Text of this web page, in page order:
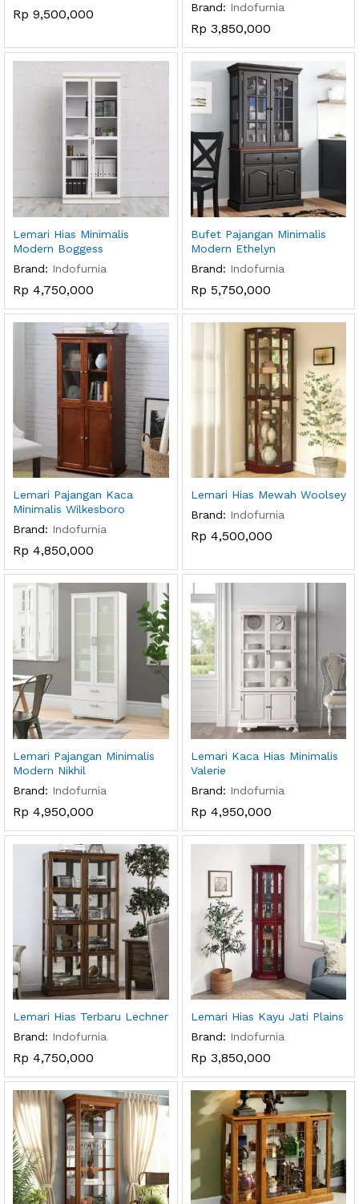
Rp 9,500,000
Brand: Indofurnia
Rp 3,850,000
Lemari Hias Minimalis
Modern Boggess
Brand: Indofurnia
Rp 4,750,000
Bufet Pajangan Minimalis
Modern Ethelyn
Brand: Indofurnia
Rp 5,750,000
Lemari Pajangan Kaca
Minimalis Wilkesboro
Brand: Indofurnia
Rp 4,850,000
Lemari Hias Mewah Woolsey
Brand: Indofurnia
Rp 4,500,000
Lemari Pajangan Minimalis
Modern Nikhil
Brand: Indofurnia
Rp 4,950,000
Lemari Kaca Hias Minimalis
Valerie
Brand: Indofurnia
Rp 4,950,000
Lemari Hias Terbaru Lechner
Brand: Indofurnia
Rp 4,750,000
Lemari Hias Kayu Jati Plains
Brand: Indofurnia
Rp 3,850,000